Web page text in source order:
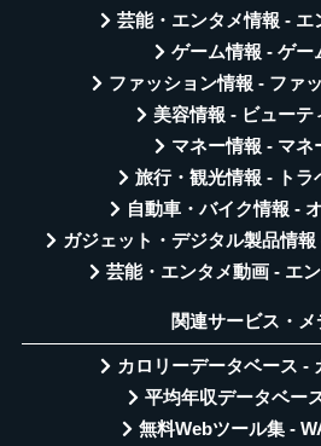
芸能・エンタメ情報 - エ
ゲーム情報 - ゲー
ファッション情報 - ファ
美容情報 - ビューテ
マネー情報 - マネ
旅行・観光情報 - トラ
自動車・バイク情報 -
ガジェット・デジタル製品情
芸能・エンタメ動画 - エ
関連サービス・メ
カロリーデータベース -
平均年収データベー
無料Webツール集 -